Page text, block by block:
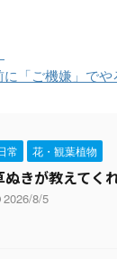
「ご機嫌」でや
常 花・観葉植物
ぬきが教えてく
2026/8/5